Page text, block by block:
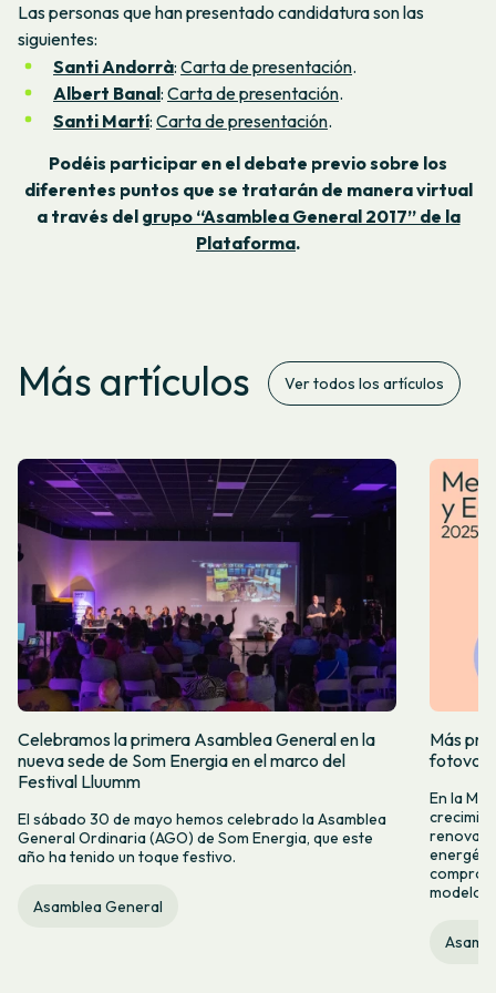
Las personas que han presentado candidatura son las
siguientes:
Santi Andorrà: Carta de presentación.
Albert Banal: Carta de presentación.
Santi Martí: Carta de presentación.
Podéis participar en el debate previo sobre los
diferentes puntos que se tratarán de manera virtual
a través del grupo “Asamblea General 2017” de la
Plataforma.
Más artículos Ver todos los artículos
Celebramos la primera Asamblea General en la
nueva sede de Som Energia en el marco del
Festival Lluumm
El sábado 30 de mayo hemos celebrado la Asamblea
General Ordinaria (AGO) de Som Energia, que este
año ha tenido un toque festivo.
Asamblea General
Más
En la
modelo